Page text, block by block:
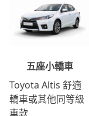
五座小轎車
Toyota Altis 舒適
轎車或其他同等級
車款